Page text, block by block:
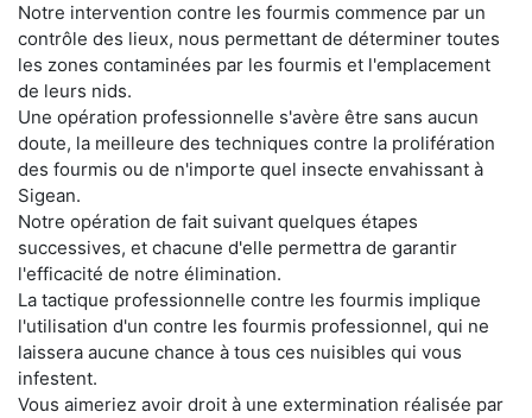
Notre intervention contre les fourmis commence par un
contrôle des lieux, nous permettant de déterminer toutes
les zones contaminées par les fourmis et l'emplacement
de leurs nids.
Une opération professionnelle s'avère être sans aucun
doute, la meilleure des techniques contre la prolifération
des fourmis ou de n'importe quel insecte envahissant à
Sigean.
Notre opération de fait suivant quelques étapes
successives, et chacune d'elle permettra de garantir
l'efficacité de notre élimination.
La tactique professionnelle contre les fourmis implique
l'utilisation d'un contre les fourmis professionnel, qui ne
laissera aucune chance à tous ces nuisibles qui vous
infestent.
Vous aimeriez avoir droit à une extermination réalisée par